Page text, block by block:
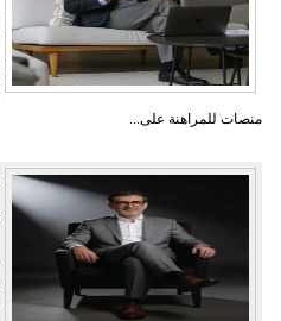
منصات للمراهنة على...